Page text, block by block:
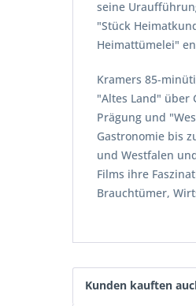
seine
"Stück
Heimattümelei"
Kramers 85-
"Altes Land" über
Prägung und
Gastronomie bis
und Westfalen
Films ihre
Brauchtümer,
Kunden kauften